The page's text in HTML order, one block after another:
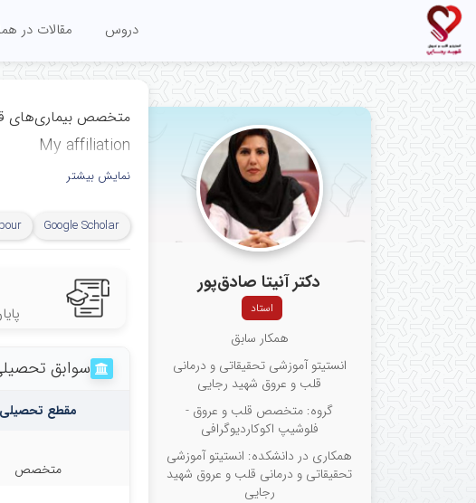
دروس مقالات در
دکتر آنیتا صادق‌پور
استاد
همکار سابق
انستیتو آموزشی تحقیقاتی و درمانی
قلب و عروق شهید رجایی
گروه: متخصص قلب و عروق -
فلوشیپ اکوکاردیوگرافی
همکاری در دانشکده: انستیتو آموزشی
تحقیقاتی و درمانی قلب و عروق شهید
رجایی
متخصص بیماری‌های
My affiliation
ﻣﺮﻛﺰ ﺗﺤﻘﯿﻘﺎت
قلب و عروق شهید
Cardiovascular
Research Center,
Tehran, Iran
نمایش بیشتر
Google Scholar
سوابق
مقطع تحصیلی
متخصص